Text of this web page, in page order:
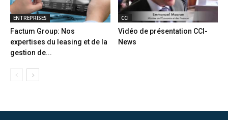
ENTREPRISES
Factum Group: Nos
expertises du leasing et de la
gestion de...
CCI
Vidéo de présentation CCI-
News